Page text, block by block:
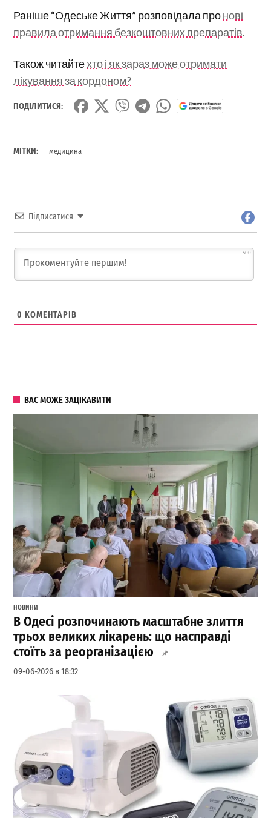
Раніше “Одеське Життя” розповідала пронові
правила отримання безкоштовних препаратів.
Також читайтехто і як зараз може отримати
лікування за кордоном?
ПОДІЛИТИСЯ:
МІТКИ: медицина
Підписатися
500
0 КОМЕНТАРІВ
ВАС МОЖЕ ЗАЦІКАВИТИ
НОВИНИ
В Одесі розпочинають масштабне злиття
трьох великих лікарень: що насправді
стоїть за реорганізацією
09-06-2026 в 18:32